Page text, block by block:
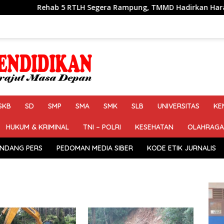
5 RTLH Segera Rampung, TMMD Hadirkan Harapan Baru Bagi
SD SMP SMA SMK SLB UNIVERSITAS
HUKUM & KRIMINAL TNI – POLRI KESEHATAN OLAHRAGA
PERS PEDOMAN MEDIA SIBER KODE ETIK JURNALIS